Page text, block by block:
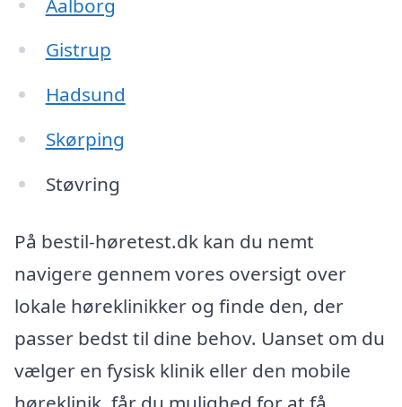
Gistrup
Hadsund
Skørping
Støvring
På bestil-høretest.dk kan du nemt
navigere gennem vores oversigt over
lokale høreklinikker og finde den, der
passer bedst til dine behov. Uanset om du
vælger en fysisk klinik eller den mobile